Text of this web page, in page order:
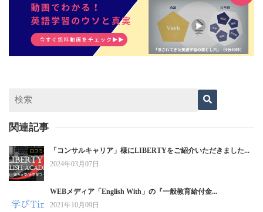
関連記事
「コンサルキャリア」様にLIBERTYをご紹介いただきました...
2024年03月07日
WEBメディア「English With」の『一般教育給付金...
2021年10月09日